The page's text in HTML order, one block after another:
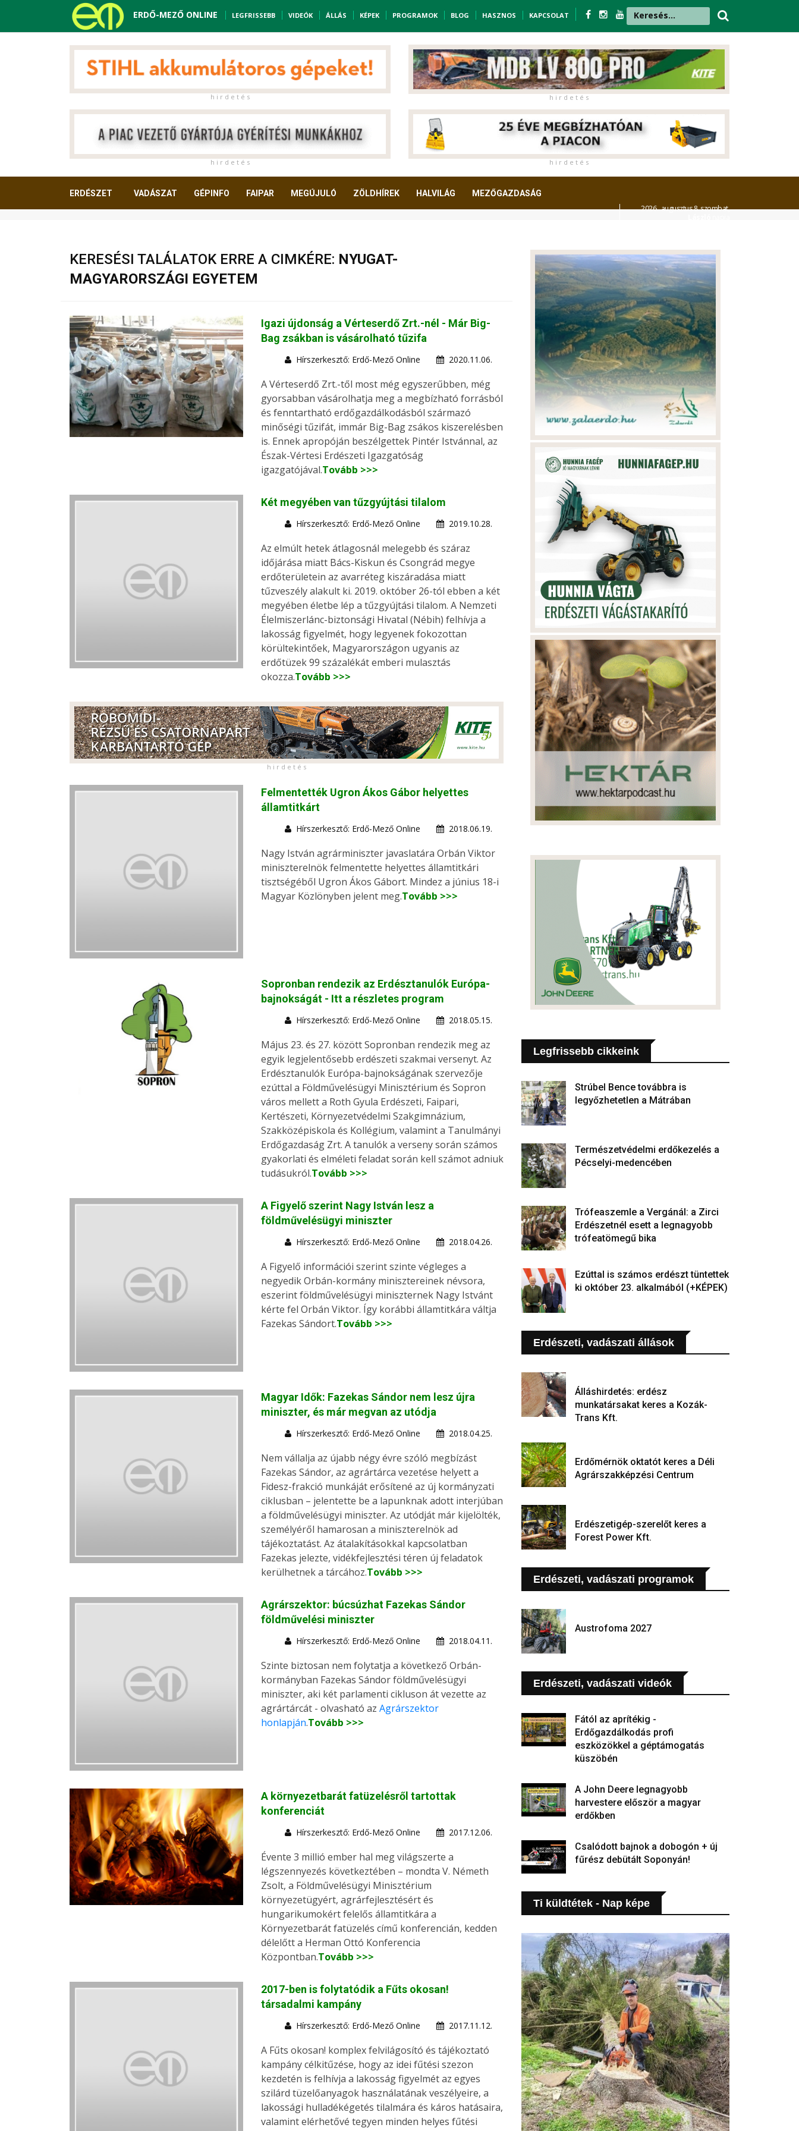
ERDŐ-MEZŐ ONLINE LEGFRISSEBB VIDEÓK ÁLLÁS KÉPEK PROGRAMOK BLOG HASZNOS KAPCSOLAT
h i r d e t é s h i r d e t é s
h i r d e t é s h i r d e t é s
ERDÉSZET VADÁSZAT GÉPINFO FAIPAR MEGÚJULÓ ZÖLDHÍREK HALVILÁG MEZŐGAZDASÁG
2026. augusztus 8. szombat,
KERESÉSI TALÁLATOK ERRE A CIMKÉRE: NYUGAT-
MAGYARORSZÁGI EGYETEM
Igazi újdonság a Vérteserdő Zrt.-nél - Már Big-
Bag zsákban is vásárolható tűzifa
Hírszerkesztő: Erdő-Mező Online 2020.11.06.
A Vérteserdő Zrt.-től most még egyszerűbben, még
gyorsabban vásárolhatja meg a megbízható forrásból
és fenntartható erdőgazdálkodásból származó
minőségi tűzifát, immár Big-Bag zsákos kiszerelésben
is. Ennek apropóján beszélgettek Pintér Istvánnal, az
Észak-Vértesi Erdészeti Igazgatóság
igazgatójával.Tovább >>>
Két megyében van tűzgyújtási tilalom
Hírszerkesztő: Erdő-Mező Online 2019.10.28.
Az elmúlt hetek átlagosnál melegebb és száraz
időjárása miatt Bács-Kiskun és Csongrád megye
erdőterületein az avarréteg kiszáradása miatt
tűzveszély alakult ki. 2019. október 26-tól ebben a két
megyében életbe lép a tűzgyújtási tilalom. A Nemzeti
Élelmiszerlánc-biztonsági Hivatal (Nébih) felhívja a
lakosság figyelmét, hogy legyenek fokozottan
körültekintőek, Magyarországon ugyanis az
erdőtüzek 99 százalékát emberi mulasztás
okozza.Tovább >>>
h i r d e t é s
Felmentették Ugron Ákos Gábor helyettes
államtitkárt
Hírszerkesztő: Erdő-Mező Online 2018.06.19.
Nagy István agrárminiszter javaslatára Orbán Viktor
miniszterelnök felmentette helyettes államtitkári
tisztségéből Ugron Ákos Gábort. Mindez a június 18-i
Magyar Közlönyben jelent meg.Tovább >>>
Sopronban rendezik az Erdésztanulók Európa-
bajnokságát - Itt a részletes program
Hírszerkesztő: Erdő-Mező Online 2018.05.15.
Május 23. és 27. között Sopronban rendezik meg az
egyik legjelentősebb erdészeti szakmai versenyt. Az
Erdésztanulók Európa-bajnokságának szervezője
ezúttal a Földművelésügyi Minisztérium és Sopron
város mellett a Roth Gyula Erdészeti, Faipari,
Kertészeti, Környezetvédelmi Szakgimnázium,
Szakközépiskola és Kollégium, valamint a Tanulmányi
Erdőgazdaság Zrt. A tanulók a verseny során számos
gyakorlati és elméleti feladat során kell számot adniuk
tudásukról.Tovább >>>
A Figyelő szerint Nagy István lesz a
földművelésügyi miniszter
Hírszerkesztő: Erdő-Mező Online 2018.04.26.
A Figyelő információi szerint szinte végleges a
negyedik Orbán-kormány minisztereinek névsora,
eszerint földművelésügyi miniszternek Nagy Istvánt
kérte fel Orbán Viktor. Így korábbi államtitkára váltja
Fazekas Sándort.Tovább >>>
Magyar Idők: Fazekas Sándor nem lesz újra
miniszter, és már megvan az utódja
Hírszerkesztő: Erdő-Mező Online 2018.04.25.
Nem vállalja az újabb négy évre szóló megbízást
Fazekas Sándor, az agrártárca vezetése helyett a
Fidesz-frakció munkáját erősítené az új kormányzati
ciklusban – jelentette be a lapunknak adott interjúban
a földművelésügyi miniszter. Az utódját már kijelölték,
személyéről hamarosan a miniszterelnök ad
tájékoztatást. Az átalakításokkal kapcsolatban
Fazekas jelezte, vidékfejlesztési téren új feladatok
kerülhetnek a tárcához.Tovább >>>
Agrárszektor: búcsúzhat Fazekas Sándor
földművelési miniszter
Hírszerkesztő: Erdő-Mező Online 2018.04.11.
Szinte biztosan nem folytatja a következő Orbán-
kormányban Fazekas Sándor földművelésügyi
miniszter, aki két parlamenti cikluson át vezette az
agrártárcát - olvasható az Agrárszektor
honlapján.Tovább >>>
A környezetbarát fatüzelésről tartottak
konferenciát
Hírszerkesztő: Erdő-Mező Online 2017.12.06.
Évente 3 millió ember hal meg világszerte a
légszennyezés következtében – mondta V. Németh
Zsolt, a Földművelésügyi Minisztérium
környezetügyért, agrárfejlesztésért és
hungarikumokért felelős államtitkára a
Környezetbarát fatüzelés című konferencián, kedden
délelőtt a Herman Ottó Konferencia
Központban.Tovább >>>
2017-ben is folytatódik a Fűts okosan!
társadalmi kampány
Hírszerkesztő: Erdő-Mező Online 2017.11.12.
A Fűts okosan! komplex felvilágosító és tájékoztató
kampány célkitűzése, hogy az idei fűtési szezon
kezdetén is felhívja a lakosság figyelmét az egyes
szilárd tüzelőanyagok használatának veszélyeire, a
lakossági hulladékégetés tilalmára és káros hatásaira,
valamint elérhetővé tegyen minden helyes fűtési
Legfrissebb cikkeink
Strúbel Bence továbbra is
legyőzhetetlen a Mátrában
Természetvédelmi erdőkezelés a
Pécselyi-medencében
Trófeaszemle a Vergánál: a Zirci
Erdészetnél esett a legnagyobb
trófeatömegű bika
Ezúttal is számos erdészt tüntettek
ki október 23. alkalmából (+KÉPEK)
Erdészeti, vadászati állások
Álláshirdetés: erdész
munkatársakat keres a Kozák-
Trans Kft.
Erdőmérnök oktatót keres a Déli
Agrárszakképzési Centrum
Erdészetigép-szerelőt keres a
Forest Power Kft.
Erdészeti, vadászati programok
Austrofoma 2027
Erdészeti, vadászati videók
Fától az aprítékig -
Erdőgazdálkodás profi
eszközökkel a géptámogatás
küszöbén
A John Deere legnagyobb
harvestere először a magyar
erdőkben
Csalódott bajnok a dobogón + új
fűrész debütált Soponyán!
Ti küldtétek - Nap képe